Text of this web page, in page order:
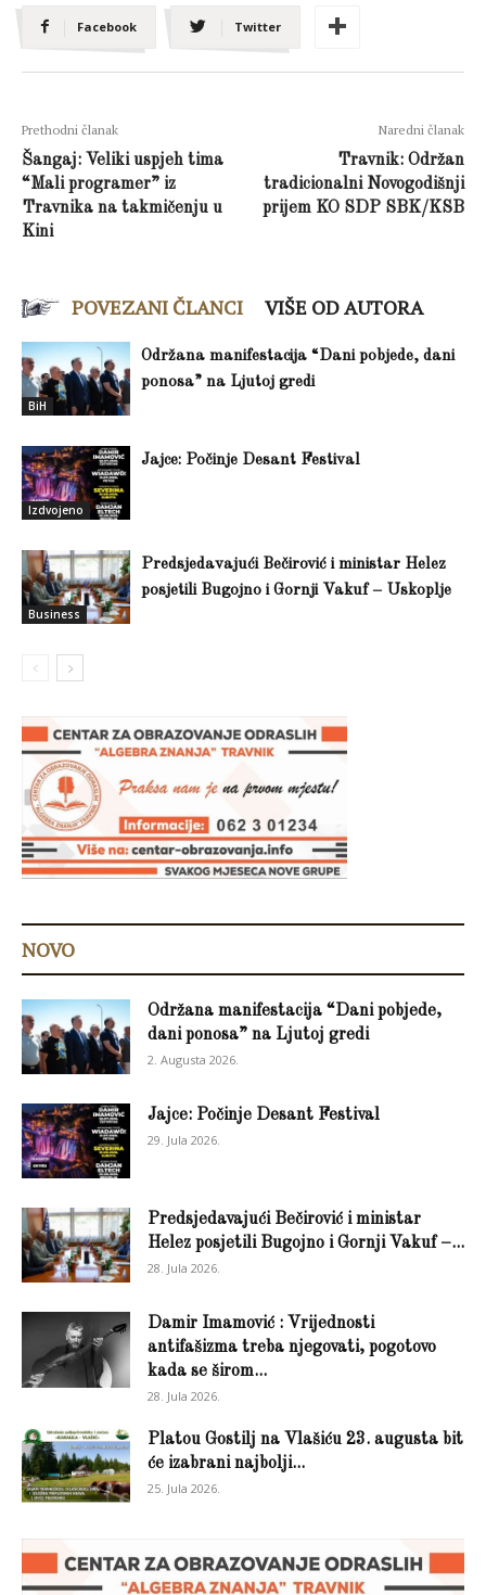
Facebook Twitter
Prethodni članak
Šangaj: Veliki uspjeh tima
“Mali programer” iz
Travnika na takmičenju u
Kini
Naredni članak
Travnik: Održan
tradicionalni Novogodišnji
prijem KO SDP SBK/KSB
POVEZANI ČLANCI VIŠE OD AUTORA
BiH
Održana manifestacija “Dani pobjede, dani
ponosa” na Ljutoj gredi
Izdvojeno
Jajce: Počinje Desant Festival
Business
Predsjedavajući Bečirović i ministar Helez
posjetili Bugojno i Gornji Vakuf – Uskoplje
NOVO
Održana manifestacija “Dani pobjede,
dani ponosa” na Ljutoj gredi
2. Augusta 2026.
Jajce: Počinje Desant Festival
29. Jula 2026.
Predsjedavajući Bečirović i ministar
Helez posjetili Bugojno i Gornji Vakuf –...
28. Jula 2026.
Damir Imamović : Vrijednosti
antifašizma treba njegovati, pogotovo
kada se širom...
28. Jula 2026.
Platou Gostilj na Vlašiću 23. augusta bit
će izabrani najbolji...
25. Jula 2026.